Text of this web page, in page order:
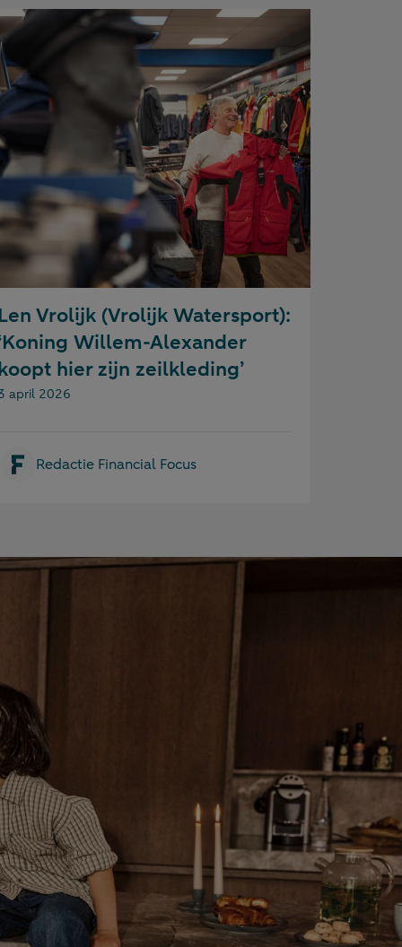
Vrolijk (Vrolijk Watersport):
Willem-Alexander
hier zijn zeilkleding’
op:
april 2026
Redactie Financial Focus